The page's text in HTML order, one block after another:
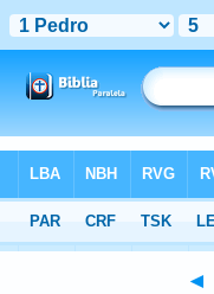
>LBLA > 1 Pedro 5
◄